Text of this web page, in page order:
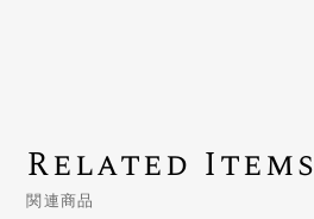
Related Items
関連商品